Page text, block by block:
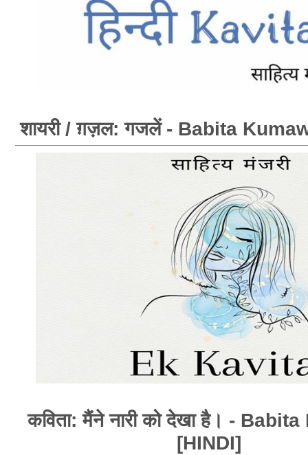
शायरी / ग़ज़ल: गजलें - Babita
कविता: मैंने नारी को देखा है। -
[HINDI]